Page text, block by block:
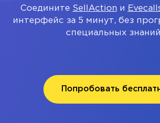
Соедините SellAction и
интерфейс за 5 минут, без
специальных
Попробовать